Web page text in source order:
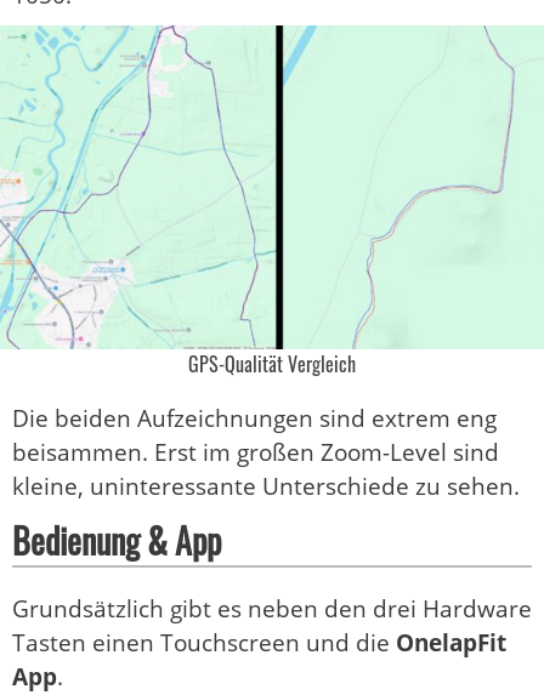
GPS-Qualität Vergleich
Die beiden Aufzeichnungen sind extrem eng
beisammen. Erst im großen Zoom-Level sind
kleine, uninteressante Unterschiede zu sehen.
Bedienung & App
Grundsätzlich gibt es neben den drei Hardware
Tasten einen Touchscreen und die OnelapFit
App.